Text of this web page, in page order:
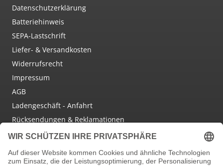
Datenschutzerklärung
Batteriehinweis
SEPA-Lastschrift
Liefer- & Versandkosten
Widerrufsrecht
Impressum
AGB
Ladengeschäft - Anfahrt
Rücksendungen & Reklamationen
Social Media